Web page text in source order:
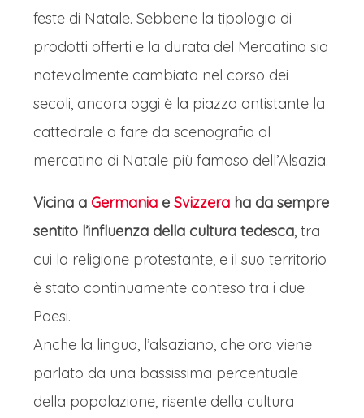
o per gli altri, o per degustare alcune
delle prelibatezze che colmano l’aria di
aromi ai quali è impossibile resistere.
I mercatini di Natale di Strasburgo, il
celebre "Christkindelsmärik", sono una
magia antica che dal 1570 invade la
300 casette di legno, è il cuore di
questa festa, ma l'incanto si diffonde in
ogni piazza, trasformando Strasburgo
in un villaggio fiabesco.
L'aria profuma di vin brulé, cannella e
bredele, i tradizionali biscotti alsaziani.
Tra le bancarelle luccicano
decorazioni artigianali, stelle di Natale
feste di Natale. Sebbene la tipologia di
prodotti offerti e la durata del Mercatino sia
notevolmente cambiata nel corso dei
secoli, ancora oggi è la piazza antistante la
cattedrale a fare da scenografia al
mercatino di Natale più famoso dell’Alsazia.
Vicina a Germania e Svizzera ha da sempre
sentito l’influenza della cultura tedesca, tra
cui la religione protestante, e il suo territorio
è stato continuamente conteso tra i due
Paesi.
Anche la lingua, l’alsaziano, che ora viene
parlato da una bassissima percentuale
della popolazione, risente della cultura